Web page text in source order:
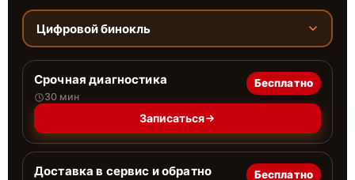
Цифровой бинокль
Срочная диагностика
30 мин
Бесплатно
Записаться
Доставка в сервис и обратно Бесплатно